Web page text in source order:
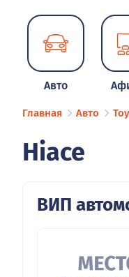
Авто
Главная Авто
Hiace
ВИП